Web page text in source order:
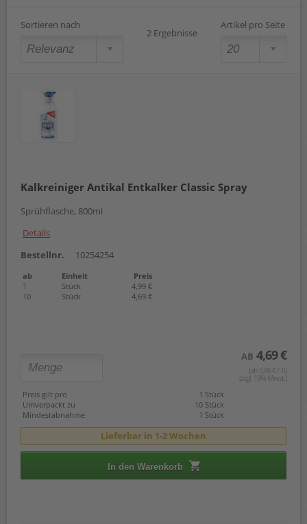
Sortieren nach
2 Ergebnisse
Artikel pro Seite
Kalkreiniger Antikal Entkalker Classic Spray
Sprühflasche, 800ml
Details
Bestellnr.
10254254
ab Einheit
Preis
1
Stück
4,99 €
10
Stück 4,69 €
AB 4,69 €
(ab 5,86 € / 1l)
(zzgl. 19% Mwst.)
Preis gilt pro
1 Stück
Umverpackt zu
10 Stück
Mindestabnahme
1 Stück
Lieferbar in 1-2 Wochen
In den Warenkorb